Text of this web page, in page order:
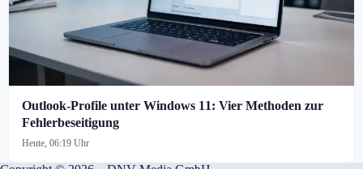
Outlook-Profile unter Windows 11: Vier Methoden zur
Fehlerbeseitigung
Heute, 06:19 Uhr